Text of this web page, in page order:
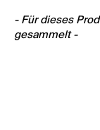
- Für dieses
gesammelt -
New content